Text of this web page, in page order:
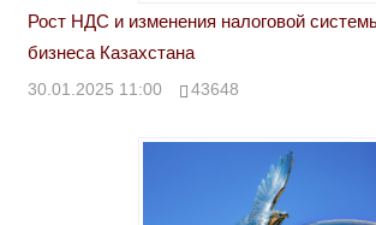
Рост НДС и изменения налоговой
бизнеса Казахстана
30.01.2025 11:00 43648